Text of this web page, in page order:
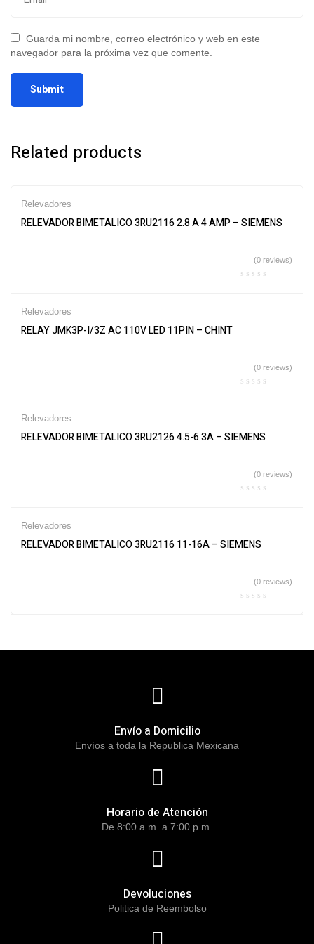
Guarda mi nombre, correo electrónico y web en este
navegador para la próxima vez que comente.
Related products
Relevadores
RELEVADOR BIMETALICO 3RU2116 2.8 A 4 AMP – SIEMENS
(0 reviews)
Relevadores
RELAY JMK3P-I/3Z AC 110V LED 11PIN – CHINT
(0 reviews)
Relevadores
RELEVADOR BIMETALICO 3RU2126 4.5-6.3A – SIEMENS
(0 reviews)
Relevadores
RELEVADOR BIMETALICO 3RU2116 11-16A – SIEMENS
(0 reviews)
Envío a Domicilio
Envíos a toda la Republica Mexicana
Horario de Atención
De 8:00 a.m. a 7:00 p.m.
Devoluciones
Politica de Reembolso